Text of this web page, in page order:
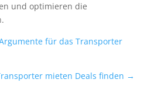
und optimieren die
für das Transporter
mieten Deals finden →